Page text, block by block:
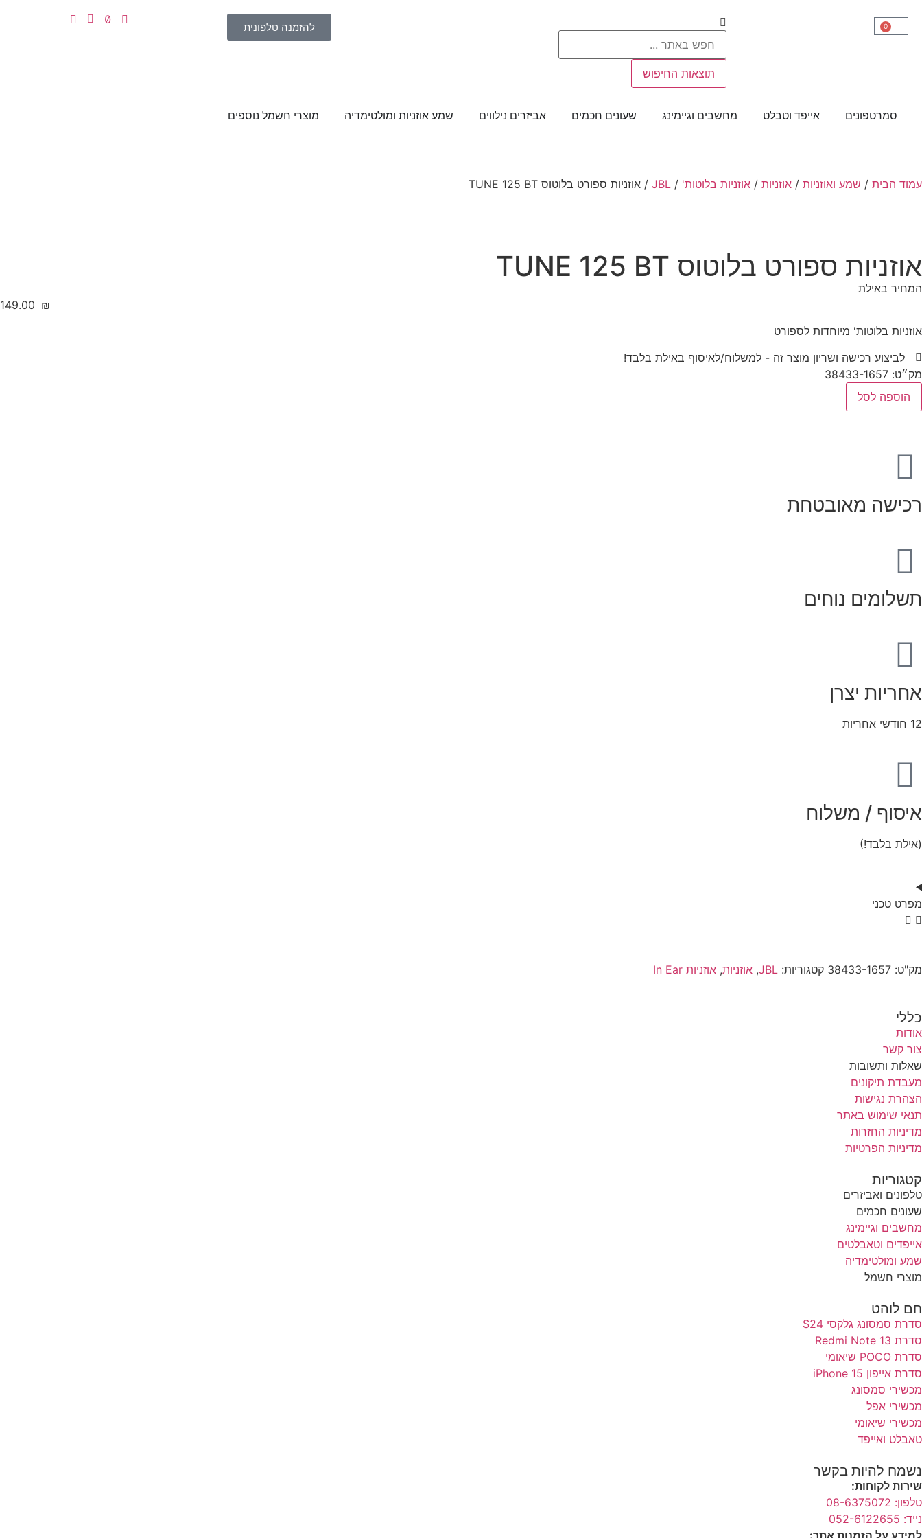
0
תוצאות החיפוש
להזמנה טלפונית
סמרטפונים אייפד וטבלט מחשבים וגיימינג שעונים חכמים אביזרים נילווים שמע אוזניות ומולטימדיה מוצרי חשמל נוספים
עמוד הבית / שמע ואוזניות / אוזניות / אוזניות בלוטות' /
JBL / אוזניות ספורט בלוטוס TUNE 125 BT
אוזניות ספורט בלוטוס TUNE 125 BT
המחיר באילת
‎149.00 ₪
אוזניות בלוטות' מיוחדות לספורט
לביצוע רכישה ושריון מוצר זה - למשלוח/לאיסוף באילת בלבד!
מק״ט: 38433-1657
הוספה לסל
רכישה מאובטחת
תשלומים נוחים
אחריות יצרן
12 חודשי אחריות
איסוף / משלוח
(אילת בלבד!)
מפרט טכני
מק"ט: 38433-1657 קטגוריות: JBL
, אוזניות, אוזניות In Ear
כללי
אודות
צור קשר
שאלות ותשובות
מעבדת תיקונים
הצהרת נגישות
תנאי שימוש באתר
מדיניות החזרות
מדיניות הפרטיות
קטגוריות
טלפונים ואביזרים
שעונים חכמים
מחשבים וגיימינג
אייפדים וטאבלטים
שמע ומולטימדיה
מוצרי חשמל
חם לוהט
סדרת סמסונג גלקסי S24
סדרת Redmi Note 13
סדרת POCO שיאומי
סדרת אייפון 15 iPhone
מכשירי סמסונג
מכשירי אפל
מכשירי שיאומי
טאבלט ואייפד
נשמח להיות בקשר
שירות לקוחות:
טלפון: 08-6375072
נייד: 052-6122655
למידע על הזמנות אתר: